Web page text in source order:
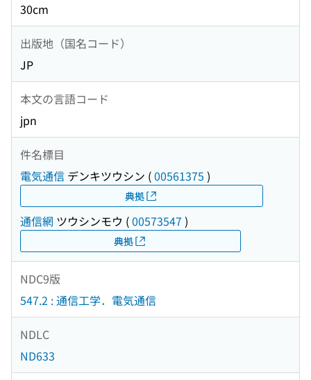
30cm
出版地（国名コード）
JP
本文の言語コード
jpn
件名標目
電気通信 デンキツウシン (00561375 )
典拠
通信網 ツウシンモウ (00573547 )
典拠
NDC9版
547.2 : 通信工学．電気通信
NDLC
ND633